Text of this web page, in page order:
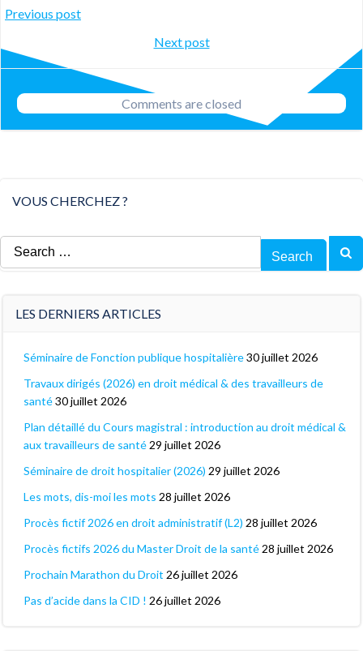
Post
navigation
Previous post
Post
navigation
Next post
Comments are closed
VOUS CHERCHEZ ?
Search
for:
LES DERNIERS ARTICLES
Séminaire de Fonction publique hospitalière30 juillet 2026
Travaux dirigés (2026) en droit médical & des travailleurs de
santé30 juillet 2026
Plan détaillé du Cours magistral : introduction au droit médical &
aux travailleurs de santé 29 juillet 2026
Séminaire de droit hospitalier (2026) 29 juillet 2026
Les mots, dis-moi les mots 28 juillet 2026
Procès fictif 2026 en droit administratif (L2) 28 juillet 2026
Procès fictifs 2026 du Master Droit de la santé 28 juillet 2026
Prochain Marathon du Droit 26 juillet 2026
Pas d’acide dans la CID ! 26 juillet 2026